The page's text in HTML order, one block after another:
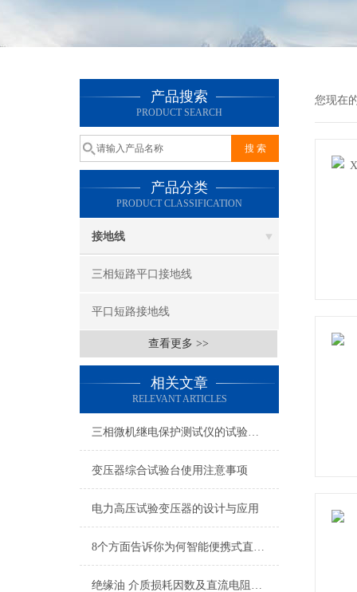
产品搜索
PRODUCT SEARCH
产品分类
PRODUCT CLASSIFICATION
接地线
三相短路平口接地线
平口短路接地线
查看更多 >>
相关文章
RELEVANT ARTICLES
三相微机继电保护测试仪的试验方法
变压器综合试验台使用注意事项
电力高压试验变压器的设计与应用
8个方面告诉你为何智能便携式直流高压发生器为何受到行业人士好评
绝缘油 介质损耗因数及直流电阻率测试仪概述
您现在